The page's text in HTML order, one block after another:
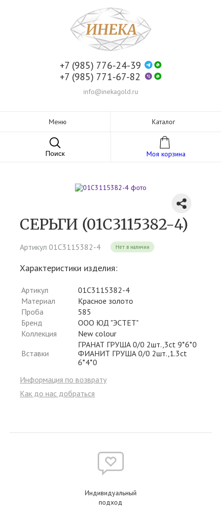
+7 (985) 776-24-39
+7 (985) 771-67-82
info@inekagold.ru
Меню Каталог
Поиск Моя корзина
СЕРЬГИ (01С3115382-4)
Артикул 01С3115382-4 Нет в наличии
Характеристики изделия:
Артикул
01С3115382-4
Материал
Красное золото
Проба
585
Бренд
ООО ЮД "ЭСТЕТ"
Коллекция
New colour
Вставки
ГРАНАТ ГРУША 0/0 2шт.,3ct 9*6*0
ФИАНИТ ГРУША 0/0 2шт.,1.3ct
6*4*0
Информация по возврату
Как до нас добраться
Индивидуальный
подход